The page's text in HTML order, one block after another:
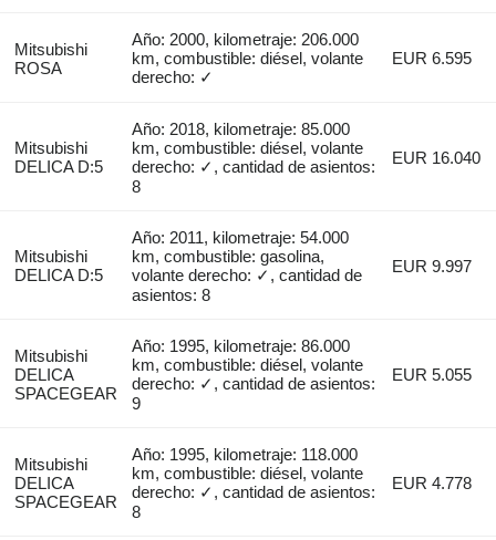
Mitsubishi
ROSA
Año: 2000, kilometraje: 206.000
km, combustible: diésel, volante
derecho: ✓
EUR 6.595
Mitsubishi
DELICA D:5
Año: 2018, kilometraje: 85.000
km, combustible: diésel, volante
derecho: ✓, cantidad de asientos:
8
EUR 16.040
Mitsubishi
DELICA D:5
Año: 2011, kilometraje: 54.000
km, combustible: gasolina,
volante derecho: ✓, cantidad de
asientos: 8
EUR 9.997
Mitsubishi
DELICA
SPACEGEAR
Año: 1995, kilometraje: 86.000
km, combustible: diésel, volante
derecho: ✓, cantidad de asientos:
9
EUR 5.055
Mitsubishi
DELICA
SPACEGEAR
Año: 1995, kilometraje: 118.000
km, combustible: diésel, volante
derecho: ✓, cantidad de asientos:
8
EUR 4.778